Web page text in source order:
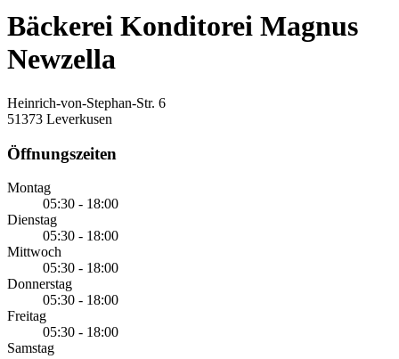
Bäckerei Konditorei Magnus
Newzella
Heinrich-von-Stephan-Str. 6
51373 Leverkusen
Öffnungszeiten
Montag
05:30 - 18:00
Dienstag
05:30 - 18:00
Mittwoch
05:30 - 18:00
Donnerstag
05:30 - 18:00
Freitag
05:30 - 18:00
Samstag